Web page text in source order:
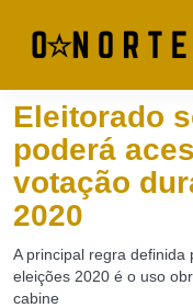
Eleitorado
poderá
votação
2020
A principal regra definida
eleições 2020 é o uso
cabine